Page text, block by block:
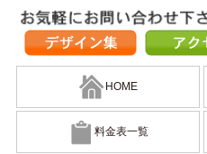
HOME
料金表一覧